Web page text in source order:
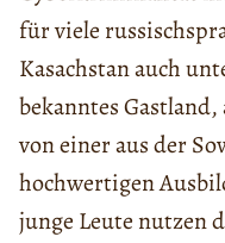
für viele
Kasachstan auch
bekanntes
von einer aus der
hochwertigen
junge Leute nutzen